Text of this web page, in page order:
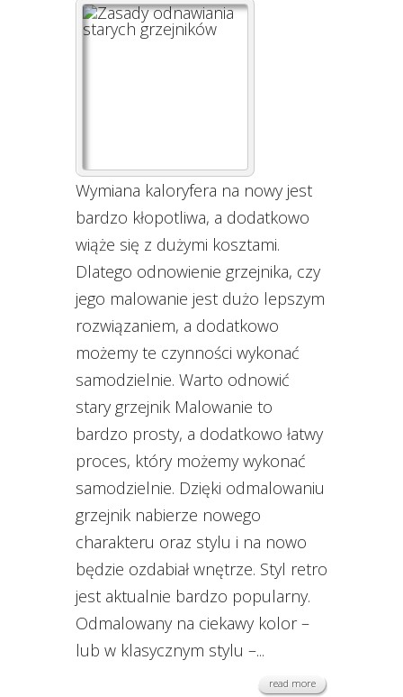
Wymiana kaloryfera na nowy jest
bardzo kłopotliwa, a dodatkowo
wiąże się z dużymi kosztami.
Dlatego odnowienie grzejnika, czy
jego malowanie jest dużo lepszym
rozwiązaniem, a dodatkowo
możemy te czynności wykonać
samodzielnie. Warto odnowić
stary grzejnik Malowanie to
bardzo prosty, a dodatkowo łatwy
proces, który możemy wykonać
samodzielnie. Dzięki odmalowaniu
grzejnik nabierze nowego
charakteru oraz stylu i na nowo
będzie ozdabiał wnętrze. Styl retro
jest aktualnie bardzo popularny.
Odmalowany na ciekawy kolor –
lub w klasycznym stylu –...
read more